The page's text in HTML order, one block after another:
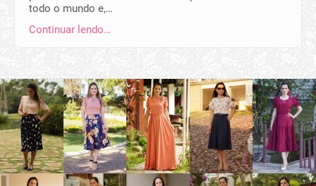
todo o mundo e,…
Continuar lendo…